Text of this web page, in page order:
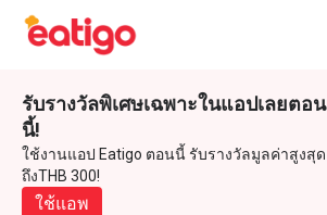
รับรางวัลพิเศษเฉพาะในแอปเลยตอน
นี้!
ใช้งานแอป Eatigo ตอนนี้ รับรางวัลมูลค่าสูงสุด
ถึงTHB 300!
ใช้แอพ